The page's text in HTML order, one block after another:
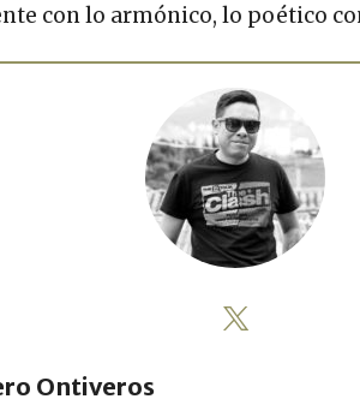
con lo armónico, lo poético
Ontiveros